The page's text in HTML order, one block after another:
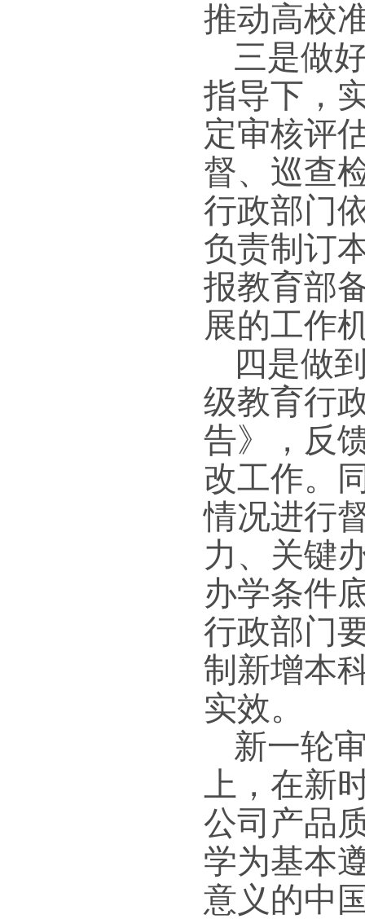
推动高校
三是做
指导下，
定审核评
督、巡查
行政部门
负责制订
报教育部
展的工作
四是做
级教育行
告》，反
改工作。
情况进行
力、关键
办学条件
行政部门
制新增本
实效。
新一轮
上，在新
公司产品
学为基本
意义的中